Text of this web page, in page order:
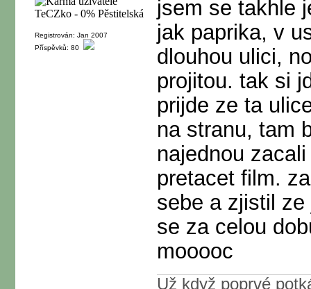
Registrován: Jan 2007
Příspěvků: 80
jsem se takhle
jak paprika, v
dlouhou ulici,
projitou. tak si
prijde ze ta
na stranu, tam
najednou
pretacet film.
sebe a zjistil
se za celou
mooooc
Už když poprvé